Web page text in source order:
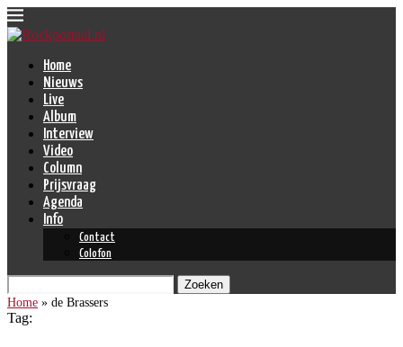
Home
Nieuws
Live
Album
Interview
Video
Column
Prijsvraag
Agenda
Info
Contact
Colofon
Zoeken
Home » de Brassers
Tag: